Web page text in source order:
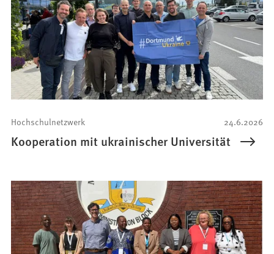
24.6.2026
Hochschulnetzwerk
Kooperation mit ukrainischer Universität